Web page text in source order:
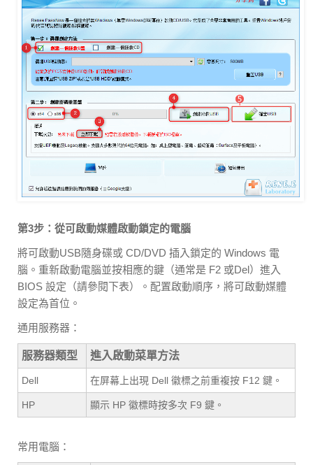
第3步：從可啟動媒體啟動鎖定的電腦
將可啟動USB隨身碟或 CD/DVD 插入鎖定的 Windows 電
腦。重新啟動電腦並按相應的鍵（通常是 F2 或Del）進入
BIOS 設定（請參閱下表）。配置啟動順序，將可啟動媒體
設定為首位。
通用服務器：
服務器類型 進入啟動菜單方法
Dell 在屏幕上出現 Dell 徽標之前重複按 F12 鍵。
HP 顯示 HP 徽標時按多次 F9 鍵。
常用電腦：